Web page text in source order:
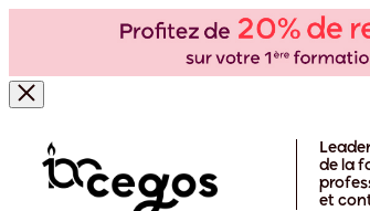
de la
et